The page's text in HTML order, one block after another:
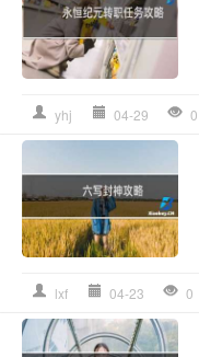
yhj 04-29 0
lxf 04-23 0